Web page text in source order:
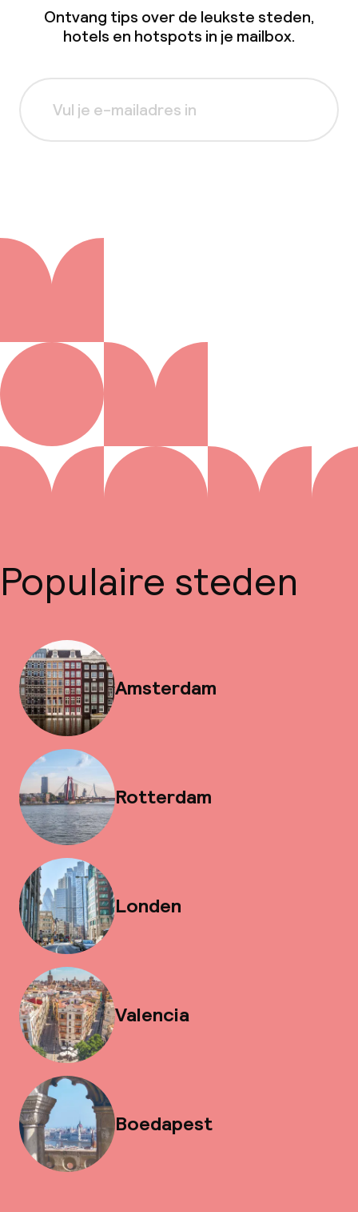
Ontvang tips over de leukste steden,
hotels en hotspots in je mailbox.
Populaire steden
Amsterdam
Rotterdam
Londen
Valencia
Boedapest